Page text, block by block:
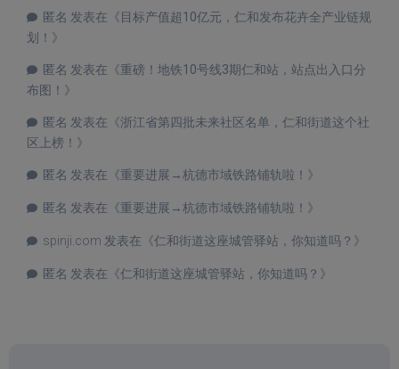
匿名 发表在《目标产值超10亿元，仁和发布花卉全产业链规
划！ 》
匿名 发表在《重磅！地铁10号线3期仁和站，站点出入口分
布图！ 》
匿名 发表在《浙江省第四批未来社区名单，仁和街道这个社
区上榜！ 》
匿名 发表在《重要进展→杭德市域铁路铺轨啦！ 》
匿名 发表在《重要进展→杭德市域铁路铺轨啦！ 》
spinji.com 发表在《仁和街道这座城管驿站，你知道吗？ 》
匿名 发表在《仁和街道这座城管驿站，你知道吗？ 》